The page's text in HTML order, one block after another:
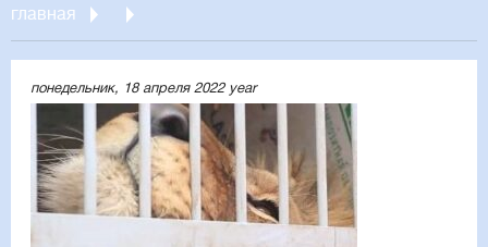
главная
понедельник, 18 апреля 2022 year